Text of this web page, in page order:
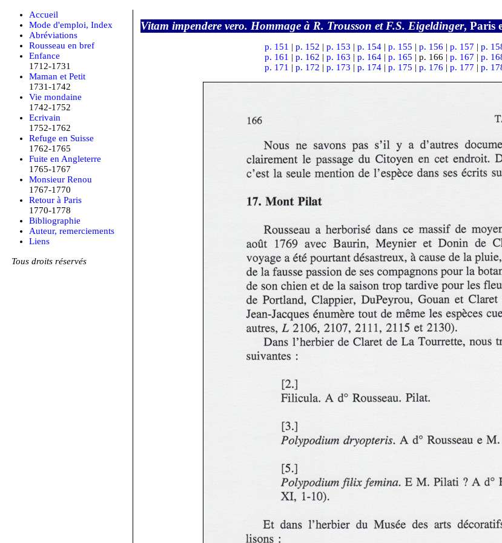
Vitam impendere vero. Hommage à R. Trousson et F.S. Eigeldinger, Paris
p. 151 | p. 152 | p. 153 | p. 154| p. 155 | p. 156 | p. 157 | p.
p. 161 | p. 162 | p. 163 | p. 164| p. 165 | p. 166 | p. 167 | p.
p. 171 | p. 172 | p. 173 | p. 174| p. 175 | p. 176 | p. 177 | p.
Accueil
Mode d'emploi, Index
Abréviations
Rousseau en bref
Enfance
1712-1731
Maman et Petit
1731-1742
Vie mondaine
1742-1752
Ecrivain
1752-1762
Refuge en Suisse
1762-1765
Fuite en Angleterre
1765-1767
Monsieur Renou
1767-1770
Retour à Paris
1770-1778
Bibliographie
Auteur, remerciements
Liens
Tous droits réservés